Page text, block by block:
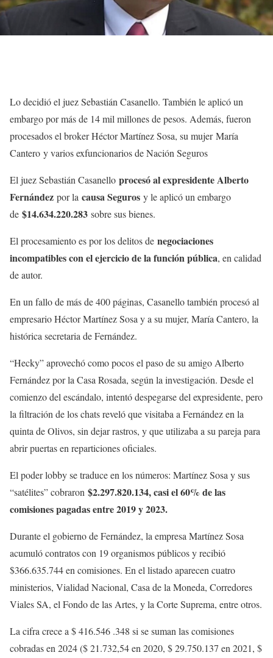
Lo decidió el juez Sebastián Casanello. También le aplicó un
embargo por más de 14 mil millones de pesos. Además, fueron
procesados el broker Héctor Martínez Sosa, su mujer María
Cantero y varios exfuncionarios de Nación Seguros
El juez Sebastián Casanello procesó al expresidente Alberto
Fernández por la causa Seguros y le aplicó un embargo
de $14.634.220.283 sobre sus bienes.
El procesamiento es por los delitos de negociaciones
incompatibles con el ejercicio de la función pública, en calidad
de autor.
En un fallo de más de 400 páginas, Casanello también procesó al
empresario Héctor Martínez Sosa y a su mujer, María Cantero, la
histórica secretaria de Fernández.
“Hecky” aprovechó como pocos el paso de su amigo Alberto
Fernández por la Casa Rosada, según la investigación. Desde el
comienzo del escándalo, intentó despegarse del expresidente, pero
la filtración de los chats reveló que visitaba a Fernández en la
quinta de Olivos, sin dejar rastros, y que utilizaba a su pareja para
abrir puertas en reparticiones oficiales.
El poder lobby se traduce en los números: Martínez Sosa y sus
“satélites” cobraron $2.297.820.134, casi el 60% de las
comisiones pagadas entre 2019 y 2023.
Durante el gobierno de Fernández, la empresa Martínez Sosa
acumuló contratos con 19 organismos públicos y recibió
$366.635.744 en comisiones. En el listado aparecen cuatro
ministerios, Vialidad Nacional, Casa de la Moneda, Corredores
Viales SA, el Fondo de las Artes, y la Corte Suprema, entre otros.
La cifra crece a $ 416.546 .348 si se suman las comisiones
cobradas en 2024 ($ 21.732,54 en 2020, $ 29.750.137 en 2021, $